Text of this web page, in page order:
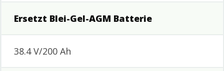
Ersetzt Blei-Gel-AGM Batterie
38.4 V/200 Ah